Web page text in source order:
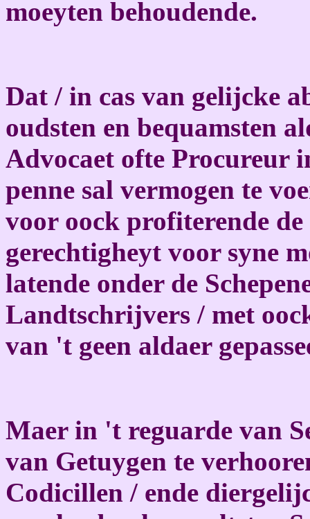
moeyten behoudende.
Dat / in cas van gelijcke
oudsten en bequamsten
Advocaet ofte Procureur
penne sal vermogen te
voor oock profiterende
gerechtigheyt voor syne
latende onder de
Landtschrijvers / met
van 't geen aldaer
Maer in 't reguarde van
van Getuygen te
Codicillen / ende